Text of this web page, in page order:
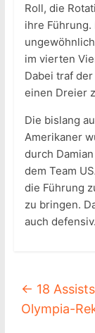
Roll, die
ihre
im vierten
Dabei traf
einen Dreier
Die bislang
Amerikaner
durch
dem Team
die Führung
zu bringen.
auch defensiv.
← 18
Olympia-